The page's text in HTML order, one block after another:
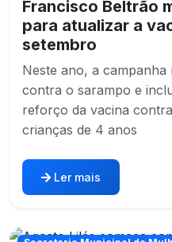
Francisco Beltrão
para atualizar a
setembro
Neste ano, a
contra o sarampo e
reforço da vacina
crianças de 4 anos
Ler mais